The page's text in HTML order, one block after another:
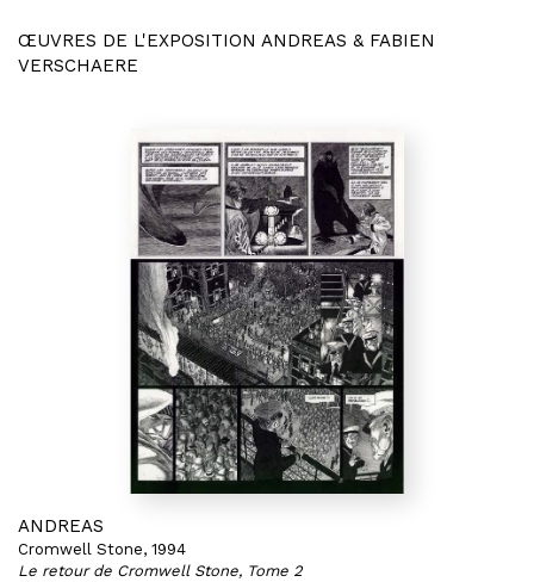
ŒUVRES DE L'EXPOSITION ANDREAS & FABIEN
VERSCHAERE
ANDREAS
Cromwell Stone, 1994
Le retour de Cromwell Stone, Tome 2